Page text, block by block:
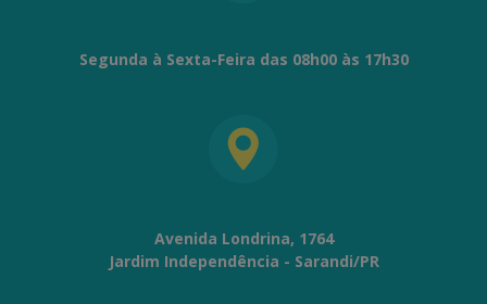
Segunda à Sexta-Feira das 08h00 às 17h30
Avenida Londrina, 1764
Jardim Independência - Sarandi/PR